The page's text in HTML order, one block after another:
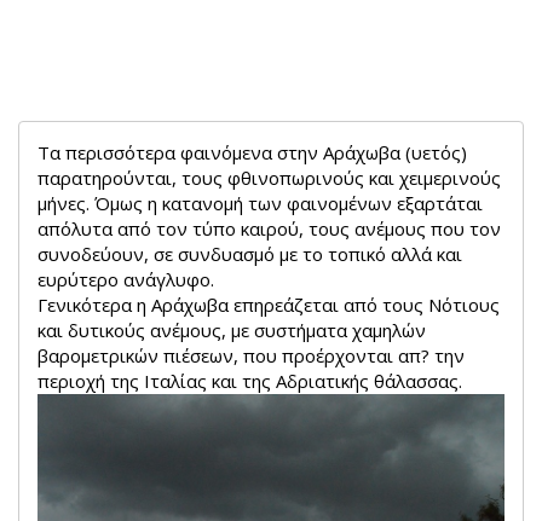
Τα περισσότερα φαινόμενα στην Αράχωβα (υετός)
παρατηρούνται, τους φθινοπωρινούς και χειμερινούς
μήνες. Όμως η κατανομή των φαινομένων εξαρτάται
απόλυτα από τον τύπο καιρού, τους ανέμους που τον
συνοδεύουν, σε συνδυασμό με το τοπικό αλλά και
ευρύτερο ανάγλυφο.
Γενικότερα η Αράχωβα επηρεάζεται από τους Νότιους
και δυτικούς ανέμους, με συστήματα χαμηλών
βαρομετρικών πιέσεων, που προέρχονται απ? την
περιοχή της Ιταλίας και της Αδριατικής θάλασσας.